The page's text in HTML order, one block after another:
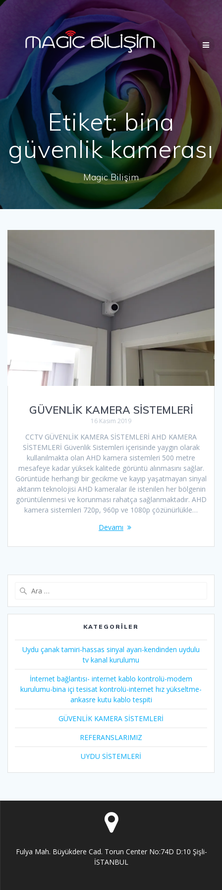
Skip
to
content
Etiket:bina
güvenlik kamerası
Magic Bilişim
GÜVENLİK KAMERA SİSTEMLERİ
16 Kasım 2019
CCTV GÜVENLİK KAMERA SİSTEMLERİ AHD KAMERA
SİSTEMLERİ Güvenlik Sistemleri içerisinde yaygın olarak
kullanılmakta olan AHD kamera sistemleri 500 metre
mesafeye kadar yüksek kalitede görüntü alınmasını sağlar.
Görüntüde herhangi bir gecikme ve kayıp yaşatmayan sinyal
aktarım teknolojisi AHD kameralar ile istenilen her bölgenin
görüntülenmesi ve korunması rahatça sağlanmaktadır. AHD
kamera sistemleri 720p, 960p ve 1080p çözünürlükle…
Devamı
KATEGORİLER
Uydu çanak tamiri-hassas sinyal ayarı-kendinden uydulu
tv kanal kurulumu
İnternet bağlantısı- internet kablo kontrolü-modem
kurulumu-bina içi tesisat kontrolü-internet hız yükseltme-
ankasre kutu kablo tespiti
GÜVENLİK KAMERA SİSTEMLERİ
REFERANSLARIMIZ
UYDU SİSTEMLERİ
Fulya Mah. Büyükdere Cad. Torun Center No:74D D:10 Şişli-
İSTANBUL